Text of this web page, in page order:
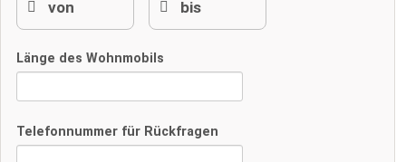
Länge des Wohnmobils
Telefonnummer für Rückfragen